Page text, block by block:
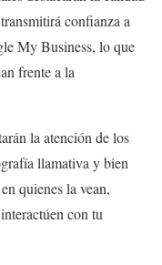
confianza a
My Business, lo que
frente a la
la atención de los
llamativa y bien
quienes la vean,
con tu